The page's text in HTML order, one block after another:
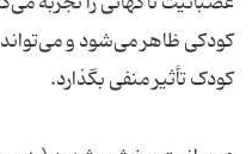
کودکی ظاهر می‌شود و
کودک تأثیر منفی بگذارد.